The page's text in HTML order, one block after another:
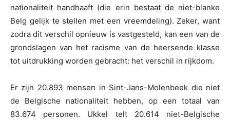
nationaliteit handhaaft (die erin bestaat de niet-blanke
Belg gelijk te stellen met een vreemdeling). Zeker, want
zodra dit verschil opnieuw is vastgesteld, kan een van de
grondslagen van het racisme van de heersende klasse
tot uitdrukking worden gebracht: het verschil in rijkdom.
Er zijn 20.893 mensen in Sint-Jans-Molenbeek die niet
de Belgische nationaliteit hebben, op een totaal van
83.674 personen. Ukkel telt 20.614 niet-Belgische